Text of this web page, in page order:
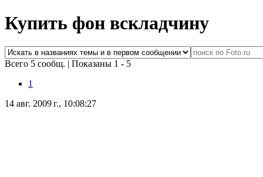
Купить фон вскладчину
Всего 5 сообщ. | Показаны 1 - 5
1
14 авг. 2009 г., 10:08:27